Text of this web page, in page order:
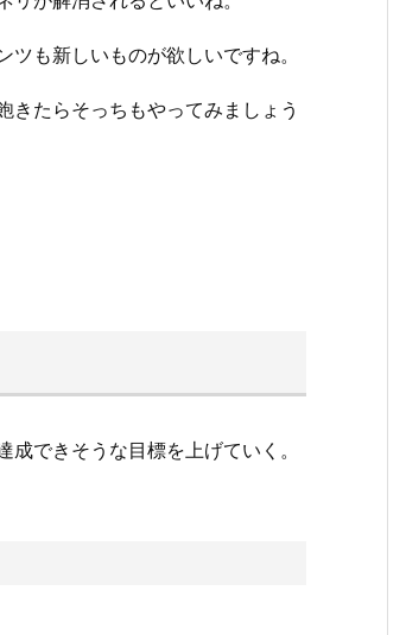
も新しいものが欲しいですね。
きたらそっちもやってみましょう
できそうな目標を上げていく。